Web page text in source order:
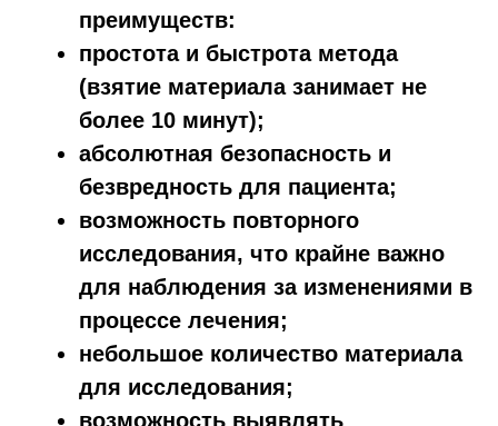
преимуществ:
простота и быстрота метода
(взятие материала занимает не
более 10 минут);
абсолютная безопасность и
безвредность для пациента;
возможность повторного
исследования, что крайне важно
для наблюдения за изменениями в
процессе лечения;
небольшое количество материала
для исследования;
возможность выявлять